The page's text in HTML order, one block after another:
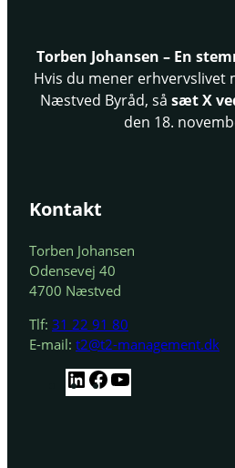
Torben Johansen – En
Hvis du mener erhvervslivet
Næstved Byråd, så sæt X
den 18.
Kontakt
Torben Johansen
Odensevej 40
4700 Næstved
Tlf: 31 22 91 80
E-mail: t2@t2-management.dk
L
i
F
a
o